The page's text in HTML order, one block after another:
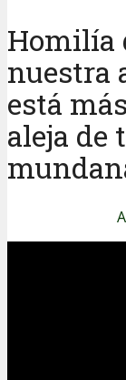
Homilía
nuestra
está
aleja de